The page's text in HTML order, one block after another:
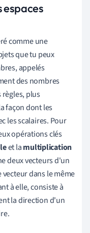
espaces
comme une
que tu peux
appelés
des nombres
plus
façon dont les
les scalaires. Pour
opérations clés
et lamultiplication
deux vecteurs d'un
dans le même
à elle, consiste à
la direction d'un